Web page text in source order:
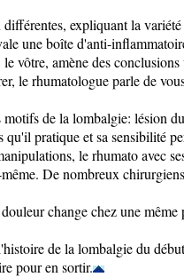
expliquant la
une boîte d'anti-
vôtre, amène des
le rhumatologue parle de
de la lombalgie: lésion
qu'il pratique et sa sensibilité
le rhumato avec
De nombreux
change chez une
de la lombalgie du
pour en sortir.